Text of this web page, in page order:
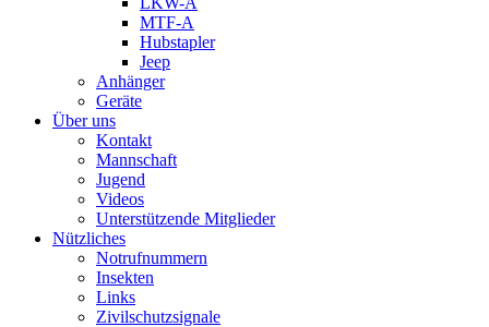
MTF-A
Hubstapler
Jeep
Anhänger
Geräte
Über uns
Kontakt
Mannschaft
Jugend
Videos
Unterstützende Mitglieder
Nützliches
Notrufnummern
Insekten
Links
Zivilschutzsignale